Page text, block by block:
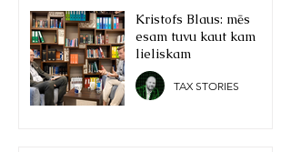
Kristofs Blaus: mēs
esam tuvu kaut kam
lieliskam
TAX STORIES